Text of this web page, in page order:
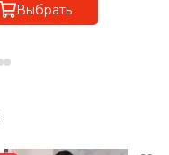
Выбрать